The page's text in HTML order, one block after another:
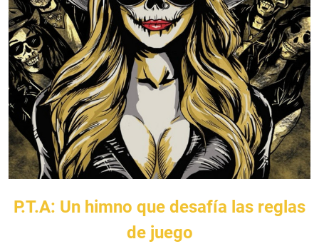
P.T.A: Un himno que desafía las reglas
de juego